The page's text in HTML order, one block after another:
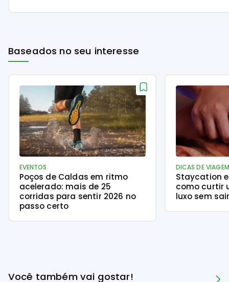
Baseados no seu interesse
EVENTOS
Poços de Caldas em ritmo
acelerado: mais de 25
corridas para sentir 2026 no
passo certo
DICAS DE VIAGEM
Staycation
como curtir
luxo sem
Você também vai gostar!